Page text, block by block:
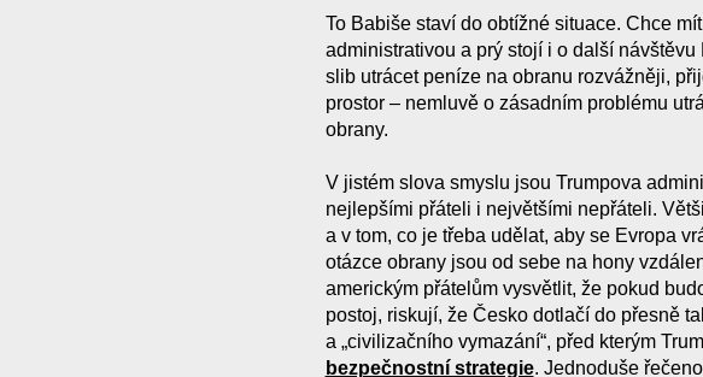
To Babiše staví do obtížné situace. Chce
administrativou a prý stojí i o další
slib utrácet peníze na obranu rozvážněji,
prostor – nemluvě o zásadním problému
obrany.
V jistém slova smyslu jsou Trumpova
nejlepšími přáteli i největšími nepřáteli.
a v tom, co je třeba udělat, aby se Evropa
otázce obrany jsou od sebe na hony
americkým přátelům vysvětlit, že pokud
postoj, riskují, že Česko dotlačí do přesně
a „civilizačního vymazání“, před kterým
bezpečnostní strategie. Jednoduše